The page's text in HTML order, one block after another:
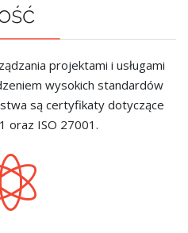
projektami i usługami
wysokich standardów
są certyfikaty dotyczące
oraz ISO 27001.